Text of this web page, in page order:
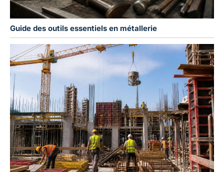
Guide des outils essentiels en métallerie